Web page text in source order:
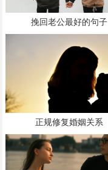
挽回老公最好的句子
正规修复婚姻关系